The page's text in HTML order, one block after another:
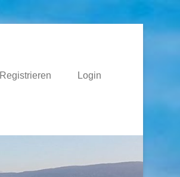
Registrieren Login